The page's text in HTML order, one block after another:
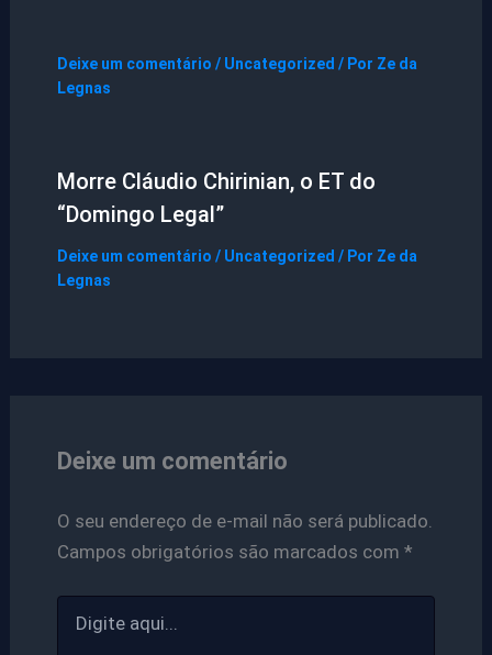
Deixe um comentário / Uncategorized / Por Ze da
Legnas
Morre Cláudio Chirinian, o ET do
“Domingo Legal”
Deixe um comentário / Uncategorized / Por Ze da
Legnas
Deixe um comentário
O seu endereço de e-mail não será publicado.
Campos obrigatórios são marcados com *
aqui...